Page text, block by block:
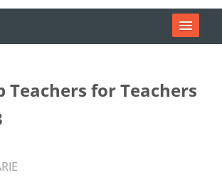
Teachers for Teachers